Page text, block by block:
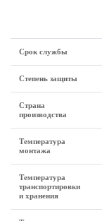
Срок службы
Степень защиты
Страна
производства
Температура
монтажа
Температура
транспортировки
и хранения